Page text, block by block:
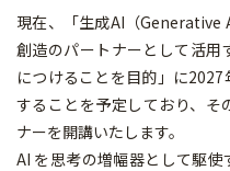
現在、「生成AI（Generative
創造のパートナーとして活用
につけることを目的」に
することを予定しており、そ
ナーを開講いたします。
AI を思考の増幅器として駆